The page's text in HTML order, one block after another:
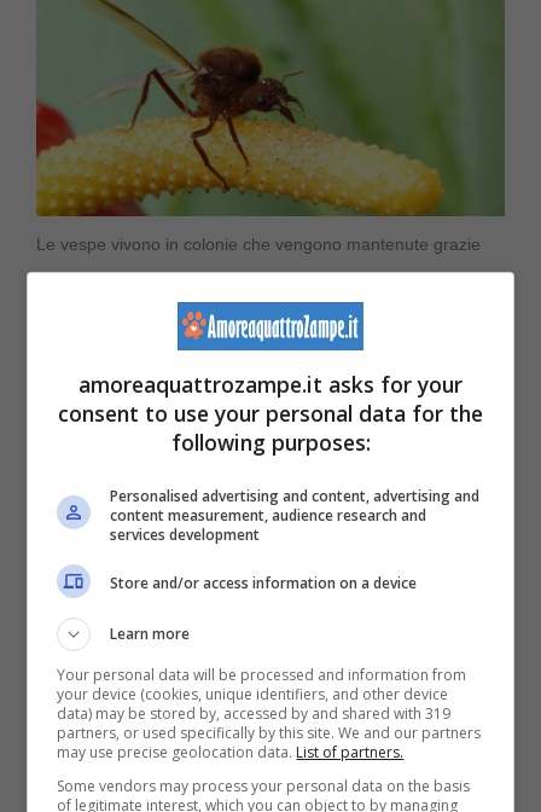
Le vespe vivono in colonie che vengono mantenute grazie
vespa di solito scompare, di solito
24 ore dopo che si verifica.
per le persone allergiche, il risultato
può essere uno shock anafilattico.
Le vespe sono molto diverse dalle
api.Sebbene entrambi costruiscano
nidi che fungano da casa,le api li
costruiscono con la cera, ifamosi
favi,mentre le vespe li costruiscono
con un materiale simile alla carta o
amoreaquattrozampe.it asks for your
consent to use your personal data for the
following purposes:
Personalised advertising and content, advertising and
content measurement, audience research and
services development
Store and/or access information on a device
Learn more
Your personal data will be processed and information from
your device (cookies, unique identifiers, and other device
data) may be stored by, accessed by and shared with 319
partners, or used specifically by this site. We and our partners
may use precise geolocation data. List of partners.
Some vendors may process your personal data on the basis
of legitimate interest, which you can object to by managing